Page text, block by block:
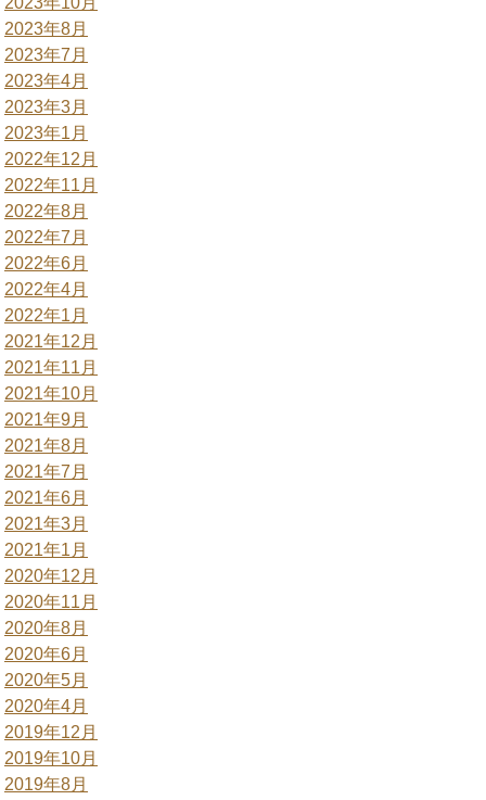
2023年8月
2023年7月
2023年4月
2023年3月
2023年1月
2022年12月
2022年11月
2022年8月
2022年7月
2022年6月
2022年4月
2022年1月
2021年12月
2021年11月
2021年10月
2021年9月
2021年8月
2021年7月
2021年6月
2021年3月
2021年1月
2020年12月
2020年11月
2020年8月
2020年6月
2020年5月
2020年4月
2019年12月
2019年10月
2019年8月